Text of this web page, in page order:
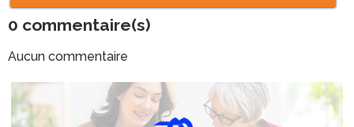
0 commentaire(s)
Aucun commentaire